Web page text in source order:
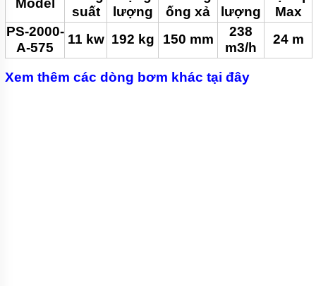
Model
suất
lượng
ống xả
lượng
Max
PS-2000-
A-575
11 kw 192 kg 150 mm
238
m3/h
24 m
Xem thêm các dòng bơm khác tại đây